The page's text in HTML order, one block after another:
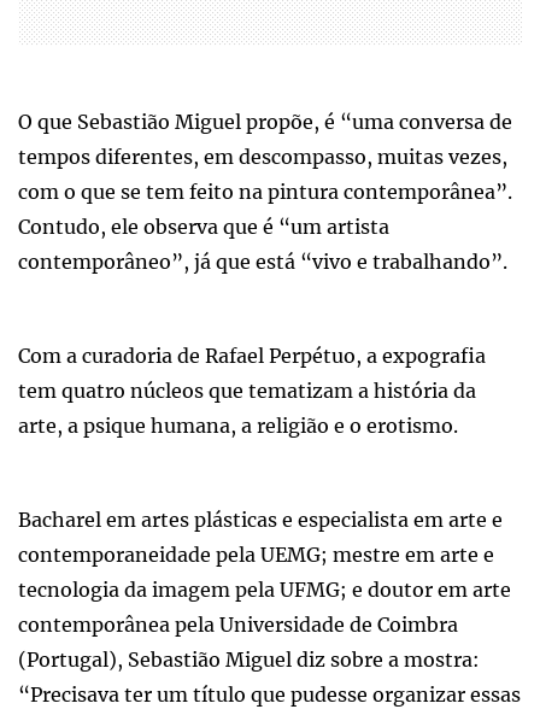
O que Sebastião Miguel propõe, é “uma conversa de
tempos diferentes, em descompasso, muitas vezes,
com o que se tem feito na pintura contemporânea”.
Contudo, ele observa que é “um artista
contemporâneo”, já que está “vivo e trabalhando”.
Com a curadoria de Rafael Perpétuo, a expografia
tem quatro núcleos que tematizam a história da
arte, a psique humana, a religião e o erotismo.
Bacharel em artes plásticas e especialista em arte e
contemporaneidade pela UEMG; mestre em arte e
tecnologia da imagem pela UFMG; e doutor em arte
contemporânea pela Universidade de Coimbra
(Portugal), Sebastião Miguel diz sobre a mostra:
“Precisava ter um título que pudesse organizar essas